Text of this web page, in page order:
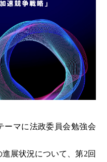
ーマに法政委員会勉強会
展状況について、第2回